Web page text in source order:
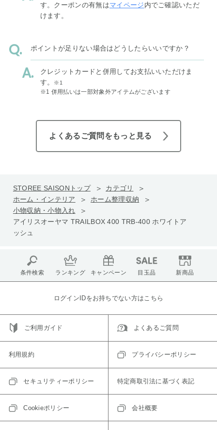
す。クーポンの有無はマイページ内でご確認いただ
けます。
ポイントが足りない場合はどうしたらいいですか？
クレジットカードと併用してお支払いいただけま
す。
※1
※1 併用払いは一部対象外アイテムがございます
よくあるご質問をもっと見る
STOREE SAISONトップ
カテゴリ
ホーム・インテリア
ホーム整理収納
小物収納・小物入れ
アイリスオーヤマ TRAILBOX 400 TRB-400 ホワイトア
ッシュ
条件検索 ランキング キャンペーン 目玉品 新商品
ログインIDをお持ちでない方はこちら
ご利用ガイド よくあるご質問
利用規約 プライバシーポリシー
セキュリティーポリシー 特定商取引法に基づく表記
Cookieポリシー 会社概要